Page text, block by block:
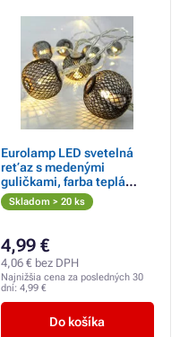
Eurolamp LED svetelná
reťaz s medenými
guličkami, farba teplá
biela, 10 ks LED, 1 ks
Skladom > 20 ks
4,99 €
4,06 € bez DPH
Najnižšia cena za posledných 30
dní: 4,99 €
Do košíka